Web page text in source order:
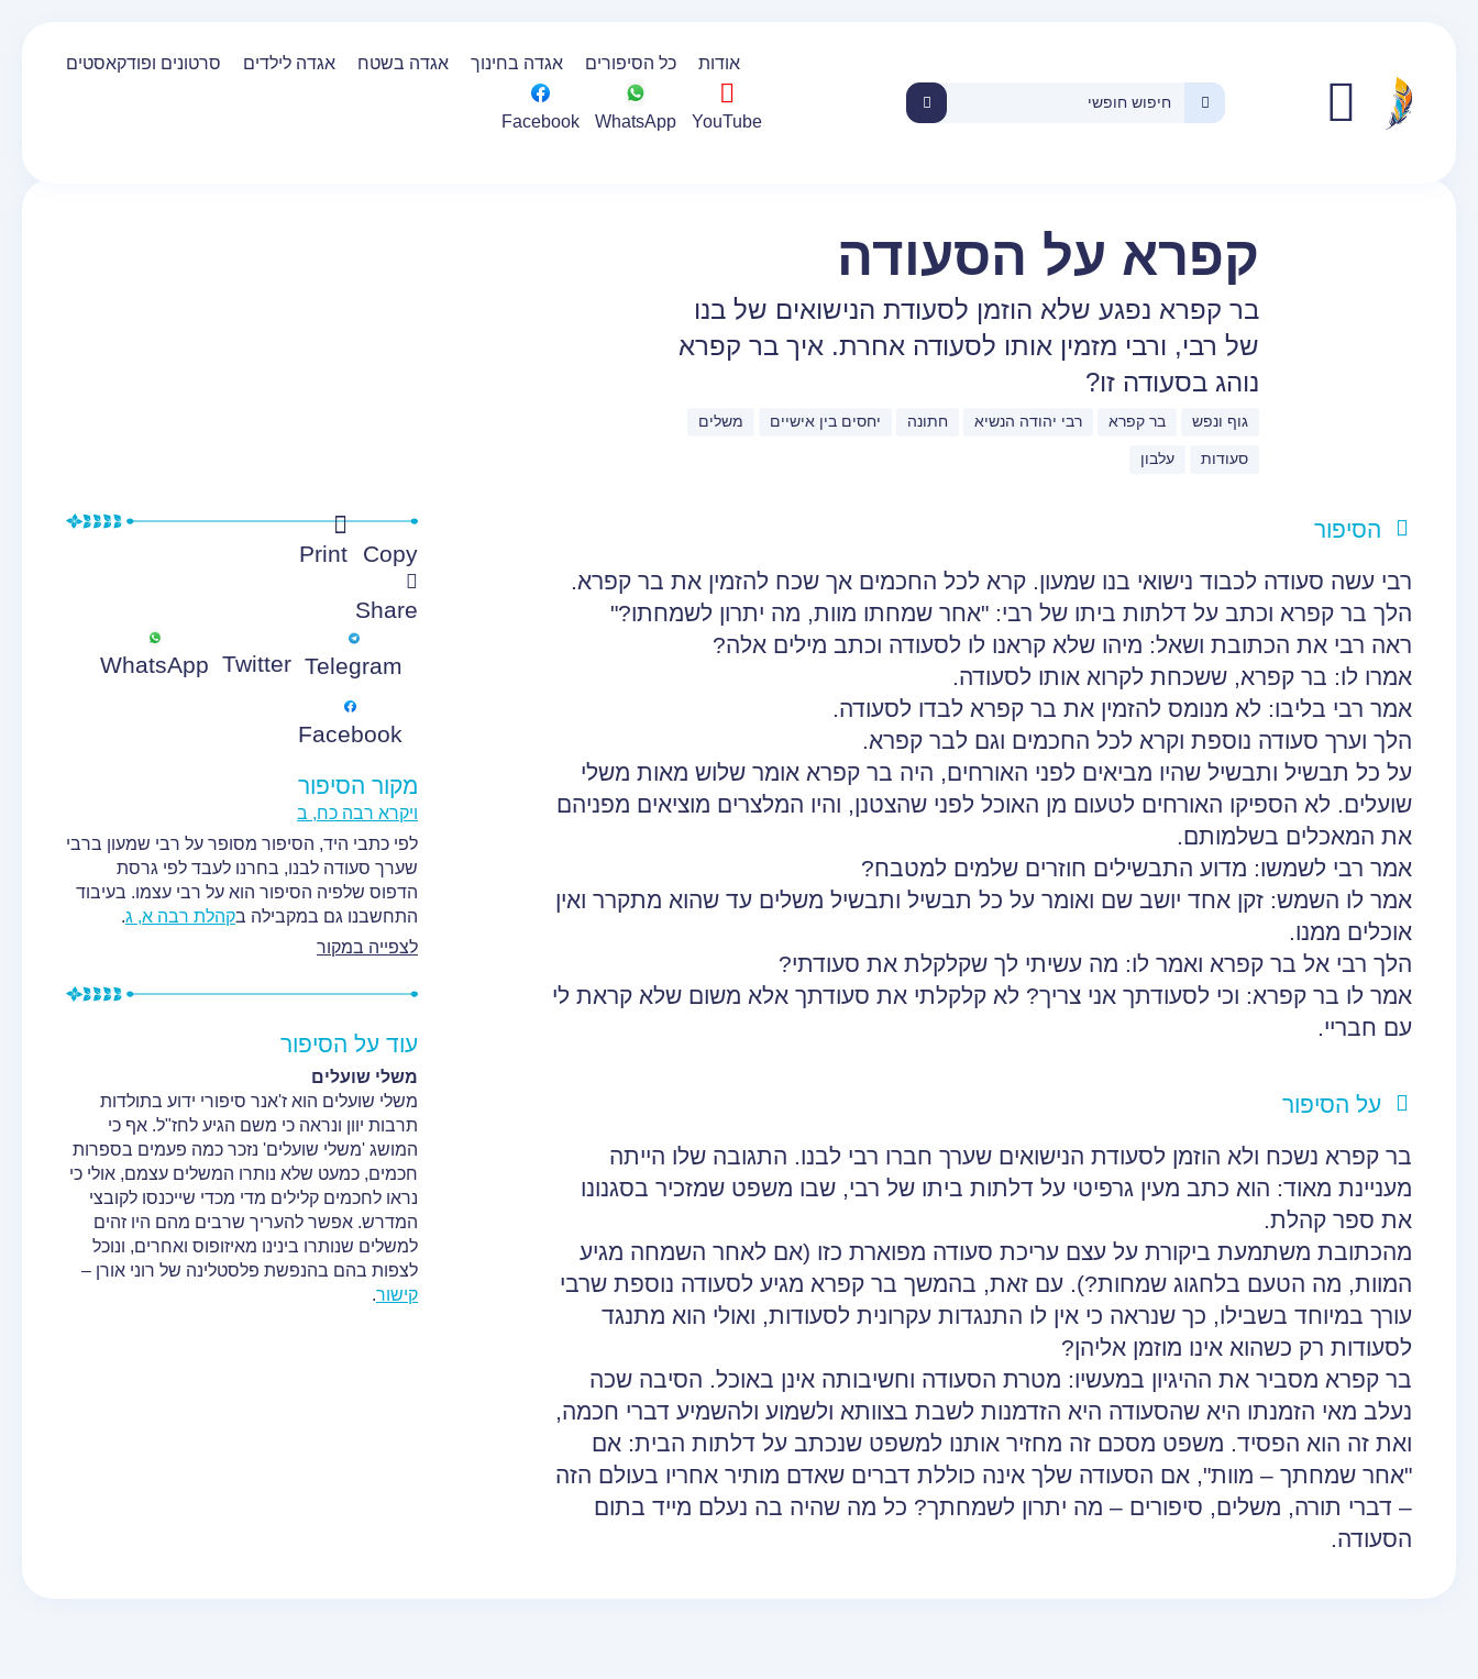
אודות כל הסיפורים אגדה בחינוך אגדה בשטח אגדה לילדים סרטונים ופודקאסטים
YouTube
WhatsApp
Facebook
קפרא על הסעודה
בר קפרא נפגע שלא הוזמן לסעודת הנישואים של בנו
של רבי, ורבי מזמין אותו לסעודה אחרת. איך בר קפרא
נוהג בסעודה זו?
גוף ונפש בר קפרא רבי יהודה הנשיא חתונה יחסים בין אישיים משלים
סעודות עלבון
הסיפור
רבי עשה סעודה לכבוד נישואי בנו שמעון. קרא לכל החכמים אך שכח להזמין את בר קפרא.
הלך בר קפרא וכתב על דלתות ביתו של רבי: "אחר שמחתו מוות, מה יתרון לשמחתו?"
ראה רבי את הכתובת ושאל: מיהו שלא קראנו לו לסעודה וכתב מילים אלה?
אמרו לו: בר קפרא, ששכחת לקרוא אותו לסעודה.
אמר רבי בליבו: לא מנומס להזמין את בר קפרא לבדו לסעודה.
הלך וערך סעודה נוספת וקרא לכל החכמים וגם לבר קפרא.
על כל תבשיל ותבשיל שהיו מביאים לפני האורחים, היה בר קפרא אומר שלוש מאות משלי
שועלים. לא הספיקו האורחים לטעום מן האוכל לפני שהצטנן, והיו המלצרים מוציאים מפניהם
את המאכלים בשלמותם.
אמר רבי לשמשו: מדוע התבשילים חוזרים שלמים למטבח?
אמר לו השמש: זקן אחד יושב שם ואומר על כל תבשיל ותבשיל משלים עד שהוא מתקרר ואין
אוכלים ממנו.
הלך רבי אל בר קפרא ואמר לו: מה עשיתי לך שקלקלת את סעודתי?
אמר לו בר קפרא: וכי לסעודתך אני צריך? לא קלקלתי את סעודתך אלא משום שלא קראת לי
עם חבריי.
על הסיפור
בר קפרא נשכח ולא הוזמן לסעודת הנישואים שערך חברו רבי לבנו. התגובה שלו הייתה
מעניינת מאוד: הוא כתב מעין גרפיטי על דלתות ביתו של רבי, שבו משפט שמזכיר בסגנונו
את ספר קהלת.
מהכתובת משתמעת ביקורת על עצם עריכת סעודה מפוארת כזו (אם לאחר השמחה מגיע
המוות, מה הטעם בלחגוג שמחות?). עם זאת, בהמשך בר קפרא מגיע לסעודה נוספת שרבי
עורך במיוחד בשבילו, כך שנראה כי אין לו התנגדות עקרונית לסעודות, ואולי הוא מתנגד
לסעודות רק כשהוא אינו מוזמן אליהן?
בר קפרא מסביר את ההיגיון במעשיו: מטרת הסעודה וחשיבותה אינן באוכל. הסיבה שכה
נעלב מאי הזמנתו היא שהסעודה היא הזדמנות לשבת בצוותא ולשמוע ולהשמיע דברי חכמה,
ואת זה הוא הפסיד. משפט מסכם זה מחזיר אותנו למשפט שנכתב על דלתות הבית: אם
"אחר שמחתך – מוות", אם הסעודה שלך אינה כוללת דברים שאדם מותיר אחריו בעולם הזה
– דברי תורה, משלים, סיפורים – מה יתרון לשמחתך? כל מה שהיה בה נעלם מייד בתום
הסעודה.
Copy
Print
Share
Telegram
Twitter
WhatsApp
Facebook
מקור הסיפור
ויקרא רבה כח, ב
לפי כתבי היד, הסיפור מסופר על רבי שמעון ברבי
שערך סעודה לבנו, בחרנו לעבד לפי גרסת
הדפוס שלפיה הסיפור הוא על רבי עצמו. בעיבוד
התחשבנו גם במקבילה בקהלת רבה א, ג.
לצפייה במקור
עוד על הסיפור
משלי שועלים
משלי שועלים הוא ז'אנר סיפורי ידוע בתולדות
תרבות יוון ונראה כי משם הגיע לחז"ל. אף כי
המושג 'משלי שועלים' נזכר כמה פעמים בספרות
חכמים, כמעט שלא נותרו המשלים עצמם, אולי כי
נראו לחכמים קלילים מדי מכדי שייכנסו לקובצי
המדרש. אפשר להעריך שרבים מהם היו זהים
למשלים שנותרו בינינו מאיזופוס ואחרים, ונוכל
לצפות בהם בהנפשת פלסטלינה של רוני אורן –
קישור.